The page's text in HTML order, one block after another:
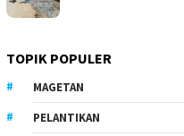
TOPIK POPULER
MAGETAN
PELANTIKAN